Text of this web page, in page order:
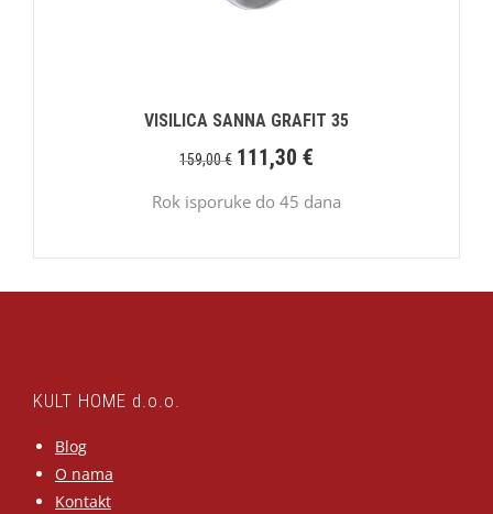
VISILICA SANNA GRAFIT 35
159,00€ 111,30 €
Rok isporuke do 45 dana
KULT HOME d.o.o.
Blog
O nama
Kontakt